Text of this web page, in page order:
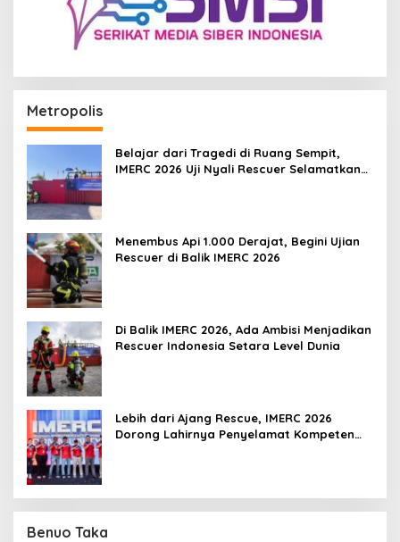
Metropolis
Belajar dari Tragedi di Ruang Sempit,
IMERC 2026 Uji Nyali Rescuer Selamatkan
Menembus Api 1.000 Derajat, Begini Ujian
Rescuer di Balik IMERC 2026
Di Balik IMERC 2026, Ada Ambisi Menjadikan
Rescuer Indonesia Setara Level Dunia
Lebih dari Ajang Rescue, IMERC 2026
Dorong Lahirnya Penyelamat Kompeten
Benuo Taka